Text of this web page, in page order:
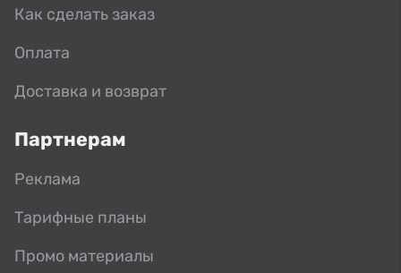
Как сделать заказ
Оплата
Доставка и возврат
Партнерам
Реклама
Тарифные планы
Промо материалы